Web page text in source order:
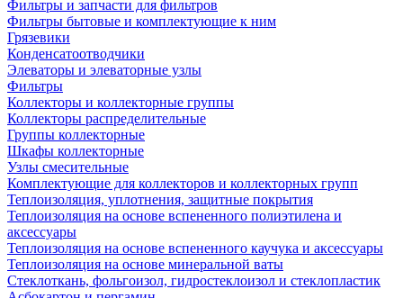
Фильтры и запчасти для фильтров
Фильтры бытовые и комплектующие к ним
Грязевики
Конденсатоотводчики
Элеваторы и элеваторные узлы
Фильтры
Коллекторы и коллекторные группы
Коллекторы распределительные
Группы коллекторные
Шкафы коллекторные
Узлы смесительные
Комплектующие для коллекторов и коллекторных групп
Теплоизоляция, уплотнения, защитные покрытия
Теплоизоляция на основе вспененного полиэтилена и
аксессуары
Теплоизоляция на основе вспененного каучука и аксессуары
Теплоизоляция на основе минеральной ваты
Стеклоткань, фольгоизол, гидростеклоизол и стеклопластик